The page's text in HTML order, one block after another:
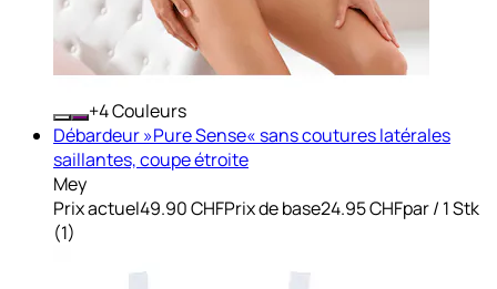
+ Couleurs
Débardeur »Pure Sense« sans coutures latérales
saillantes, coupe étroite
Mey
Prix actuel49.90 CHFPrix de base24.95 CHFpar/ 1 Stk
(1)